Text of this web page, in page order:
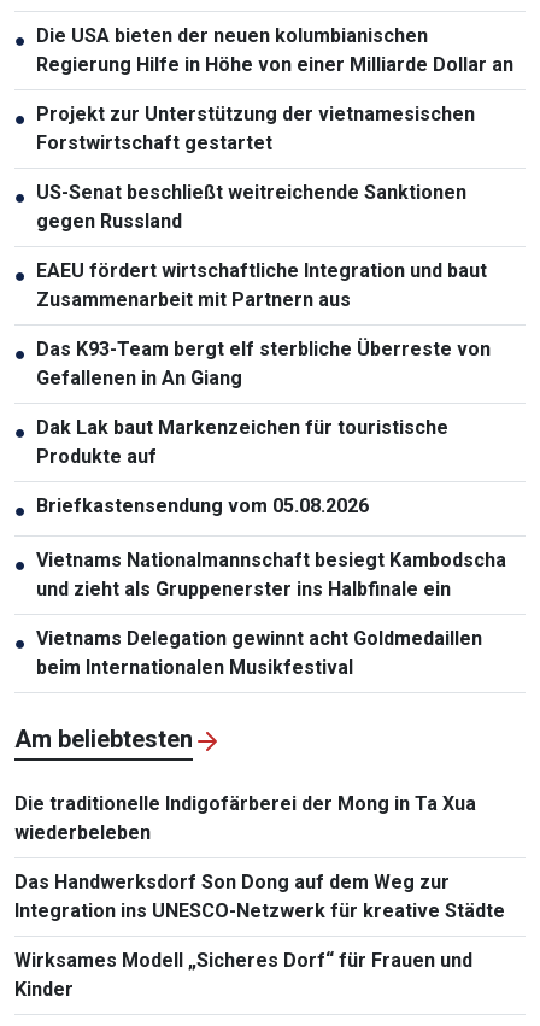
● Die USA bieten der neuen kolumbianischen
Regierung Hilfe in Höhe von einer Milliarde Dollar an
● Projekt zur Unterstützung der vietnamesischen
Forstwirtschaft gestartet
● US-Senat beschließt weitreichende Sanktionen
gegen Russland
● EAEU fördert wirtschaftliche Integration und baut
Zusammenarbeit mit Partnern aus
● Das K93-Team bergt elf sterbliche Überreste von
Gefallenen in An Giang
● Dak Lak baut Markenzeichen für touristische
Produkte auf
● Briefkastensendung vom 05.08.2026
● Vietnams Nationalmannschaft besiegt Kambodscha
und zieht als Gruppenerster ins Halbfinale ein
● Vietnams Delegation gewinnt acht Goldmedaillen
beim Internationalen Musikfestival
Am beliebtesten
Die traditionelle Indigofärberei der Mong in Ta Xua
wiederbeleben
Das Handwerksdorf Son Dong auf dem Weg zur
Integration ins UNESCO-Netzwerk für kreative Städte
Wirksames Modell „Sicheres Dorf“ für Frauen und
Kinder